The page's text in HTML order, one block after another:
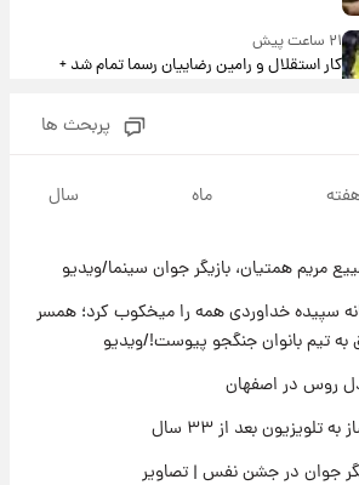
۲۱ ساعت پیش
کار استقلال و رامین رضاییان رسما تمام شد +
مذاق رضاییان خوش نیامد+عکس
۲۲ ساعت پیش
۱۲۹۰ شمسی
۲۲ ساعت پیش
هسته‌ای در آسمان ظاهر شد
پربحث ها
ماه سال
مریم همتیان، بازیگر جوان سینما/ویدیو
سپیده خداوردی همه را میخکوب کرد؛ همسر
به تیم بانوان جنگجو پیوست!/ویدیو
روس در اصفهان
بعد از ۳۳ سال
جوان در جشن نفس | تصاویر